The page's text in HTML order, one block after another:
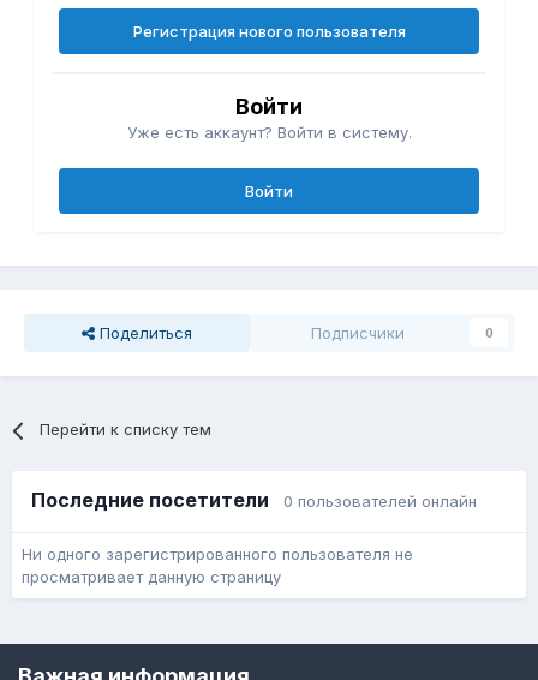
Регистрация нового пользователя
Войти
Уже есть аккаунт? Войти в систему.
Войти
Поделиться Подписчики 0
Перейти к списку тем
Последние посетители 0 пользователей онлайн
Ни одного зарегистрированного пользователя не
просматривает данную страницу